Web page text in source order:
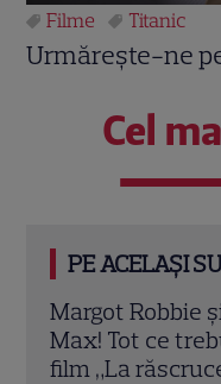
Filme Titanic
Urmărește-ne
Cel
PE ACELAȘI
Margot Robbie
Max! Tot ce
film „La